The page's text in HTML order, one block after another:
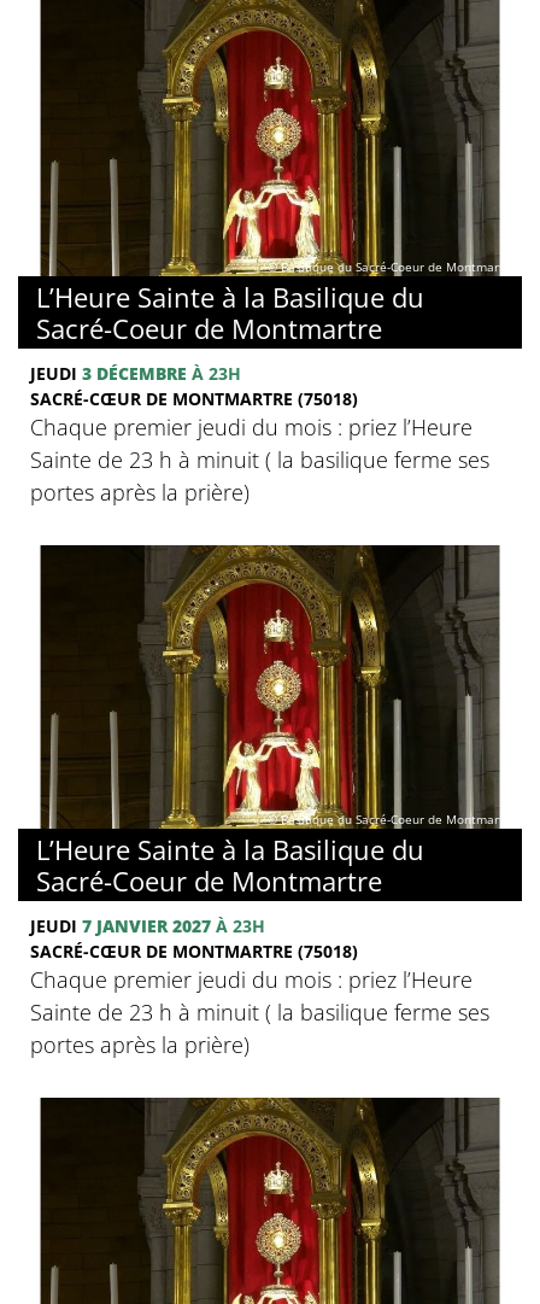
© Basilique du Sacré-Coeur de Montmartre
L’Heure Sainte à la Basilique du
Sacré-Coeur de Montmartre
JEUDI 3 DÉCEMBRE À 23H
SACRÉ-CŒUR DE MONTMARTRE (75018)
Chaque premier jeudi du mois : priez l’Heure
Sainte de 23 h à minuit ( la basilique ferme ses
portes après la prière)
© Basilique du Sacré-Coeur de Montmartre
L’Heure Sainte à la Basilique du
Sacré-Coeur de Montmartre
JEUDI 7 JANVIER 2027 À 23H
SACRÉ-CŒUR DE MONTMARTRE (75018)
Chaque premier jeudi du mois : priez l’Heure
Sainte de 23 h à minuit ( la basilique ferme ses
portes après la prière)